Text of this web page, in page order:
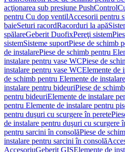
acţionarea sub presiune PushControl
pentru Cu dop ventilAccesorii pentru
baieSeturi racordRacorduri la apă
spălareGeberit DuofixPereţi sistem
sistemSisteme suportPiese de schimb
de instalarePiese de schimb pentru
instalare pentru vase WCPiese de
instalare pentru vase WCElemente de
de schimb pentru Elemente de
instalare pentru bideuriPiese de
pentru bideuriElemente de instalare
pentru Elemente de instalare pentru
pentru duşuri cu scurgere în perete
de instalare pentru duşuri cu scurgere
pentru sarcini în consolăPiese de
instalare pentru sarcini în consolă
AccesoriuGeberit GISElemente de